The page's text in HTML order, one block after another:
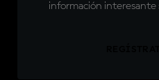
información